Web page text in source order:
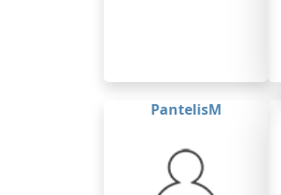
PantelisM